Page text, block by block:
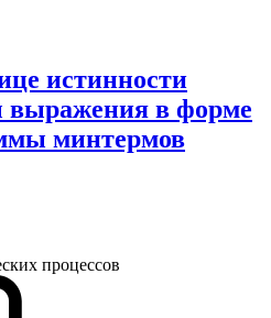
истинности
выражения в форме
минтермов
процессов